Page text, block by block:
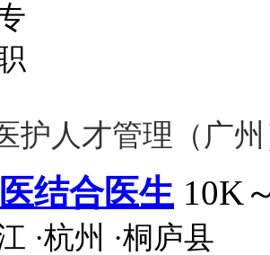
护人才管理（广
结合医生 10K
·杭州 ·桐庐县